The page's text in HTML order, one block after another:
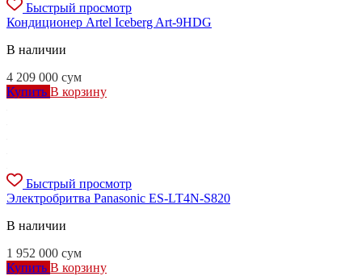
Быстрый просмотр
Кондиционер Artel Iceberg Art-9HDG
В наличии
4 209 000 сум
Купить В корзину
Быстрый просмотр
Электробритва Panasonic ES-LT4N-S820
В наличии
1 952 000 сум
Купить В корзину